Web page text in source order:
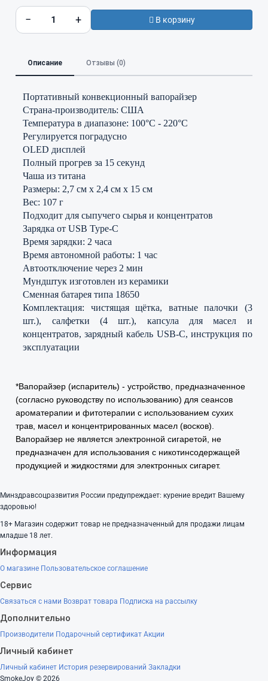
− + В корзину
Описание Отзывы (0)
Портативный конвекционный вапорайзер
Страна-производитель: США
Температура в диапазоне: 100°C - 220°C
Регулируется поградусно
OLED дисплей
Полный прогрев за 15 секунд
Чаша из титана
Размеры: 2,7 см x 2,4 см x 15 см
Вес: 107 г
Подходит для сыпучего сырья и концентратов
Зарядка от USB Type-C
Время зарядки: 2 часа
Время автономной работы: 1 час
Автоотключение через 2 мин
Мундштук изготовлен из керамики
Сменная батарея типа 18650
Комплектация: чистящая щётка, ватные палочки (3
шт.), салфетки (4 шт.), капсула для масел и
концентратов, зарядный кабель USB-C, инструкция по
эксплуатации
*Вапорайзер (испаритель) - устройство, предназначенное
(согласно руководству по использованию) для сеансов
ароматерапии и фитотерапии с использованием сухих
трав, масел и концентрированных масел (восков).
Вапорайзер не является электронной сигаретой, не
предназначен для использования с никотинсодержащей
продукцией и жидкостями для электронных сигарет.
Минздравсоцразвития России предупреждает: курение вредит Вашему
здоровью!
18+ Магазин содержит товар не предназначенный для продажи лицам
младше 18 лет.
Информация
О магазине Пользовательское соглашение
Сервис
Связаться с нами Возврат товара Подписка на рассылку
Дополнительно
Производители Подарочный сертификат Акции
Личный кабинет
Личный кабинет История резервирований Закладки
SmokeJoy © 2026